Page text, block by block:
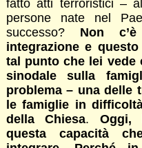
fatto atti terroristici –
persone nate nel
successo? Non
integrazione e
tal punto che lei vede
sinodale sulla
problema – una delle
le famiglie in
della Chiesa. Oggi,
questa capacità